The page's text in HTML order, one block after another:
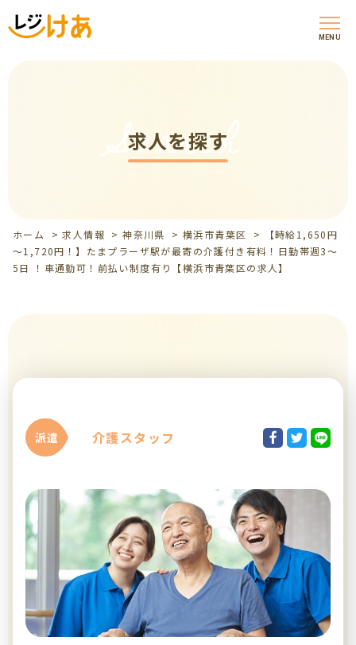
MENU
求人を探す
Search
ホーム >求人情報 >神奈川県 >横浜市青葉区 >
【時給1,650円
～1,720円！】たまプラーザ駅が最寄の介護付き有料！日勤帯週3～
5日 ！車通勤可！前払い制度有り【横浜市青葉区の求人】
派遣 介護スタッフ